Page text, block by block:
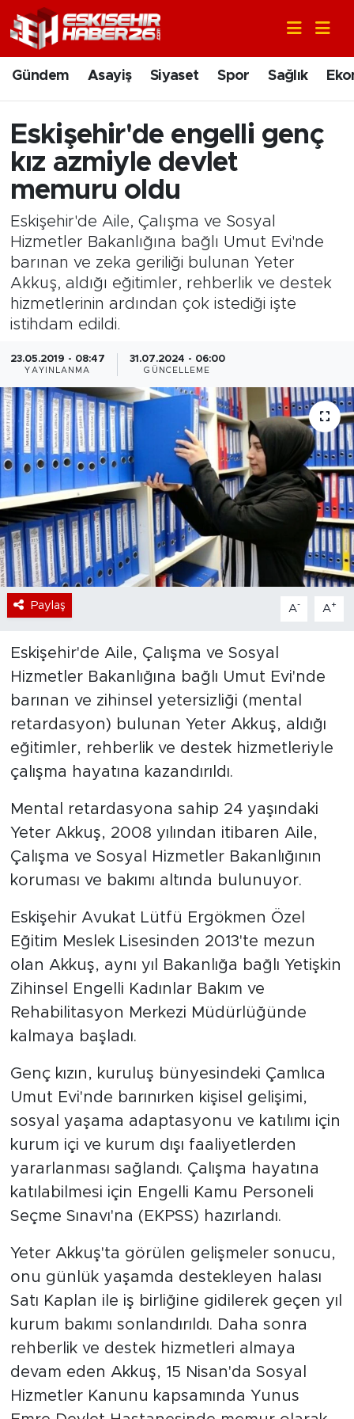
Gündem Asayiş Siyaset Spor Sağlık
Eskişehir'de engelli genç
kız azmiyle devlet
memuru oldu
Eskişehir'de Aile, Çalışma ve Sosyal
Hizmetler Bakanlığına bağlı Umut Evi'nde
barınan ve zeka geriliği bulunan Yeter
Akkuş, aldığı eğitimler, rehberlik ve destek
hizmetlerinin ardından çok istediği işte
istihdam edildi.
23.05.2019 - 08:47
YAYINLANMA
31.07.2024 - 06:00
GÜNCELLEME
Paylaş A- A+
Eskişehir'de Aile, Çalışma ve Sosyal
Hizmetler Bakanlığına bağlı Umut Evi'nde
barınan ve zihinsel yetersizliği (mental
retardasyon) bulunan Yeter Akkuş, aldığı
eğitimler, rehberlik ve destek hizmetleriyle
çalışma hayatına kazandırıldı.
Mental retardasyona sahip 24 yaşındaki
Yeter Akkuş, 2008 yılından itibaren Aile,
Çalışma ve Sosyal Hizmetler Bakanlığının
koruması ve bakımı altında bulunuyor.
Eskişehir Avukat Lütfü Ergökmen Özel
Eğitim Meslek Lisesinden 2013'te mezun
olan Akkuş, aynı yıl Bakanlığa bağlı Yetişkin
Zihinsel Engelli Kadınlar Bakım ve
Rehabilitasyon Merkezi Müdürlüğünde
kalmaya başladı.
Genç kızın, kuruluş bünyesindeki Çamlıca
Umut Evi'nde barınırken kişisel gelişimi,
sosyal yaşama adaptasyonu ve katılımı için
kurum içi ve kurum dışı faaliyetlerden
yararlanması sağlandı. Çalışma hayatına
katılabilmesi için Engelli Kamu Personeli
Seçme Sınavı'na (EKPSS) hazırlandı.
Yeter Akkuş'ta görülen gelişmeler sonucu,
onu günlük yaşamda destekleyen halası
Satı Kaplan ile iş birliğine gidilerek geçen yıl
kurum bakımı sonlandırıldı. Daha sonra
rehberlik ve destek hizmetleri almaya
devam eden Akkuş, 15 Nisan'da Sosyal
Hizmetler Kanunu kapsamında Yunus
Gündem
Asayiş
Siyaset
Spor
Sağlık
Ekonomi
Eğitim
Teknoloji
Magazin
Dünya
Sektör
Nöbetçi Eczaneler
Hava Durumu
Trafik Durumu
Süper Lig Puan Durumu ve Fikstür
Tüm Manşetler
Son Dakika Haberleri
Haber Arşivi